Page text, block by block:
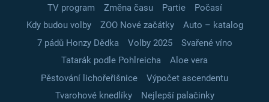
TV program
Změna času Partie
Počasí
Kdy budou volby
ZOO Nové začátky
Auto – katalog
7 pádů Honzy Dědka
Volby 2025
Svařené víno
Tatarák podle Pohlreicha
Aloe vera
Pěstování lichořeřišnice
Výpočet ascendentu
Tvarohové knedlíky
Nejlepší palačinky